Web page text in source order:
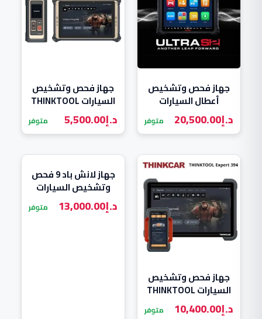
جهاز فحص وتشخيص
أعطال السيارات
المتقدم Autel
MaxiSys Ultra S2د.إ20,500.00 متوفر
جهاز فحص وتشخيص
السيارات THINKTOOL
Expert 391 د.إ5,500.00 متوفر
جهاز فحص وتشخيص
السيارات THINKTOOL
Expert 394 د.إ10,400.00 متوفر
جهاز لانش باد 9 فحص
وتشخيص السيارات
الاحترافي Launch PAD
9 د.إ13,000.00 متوفر